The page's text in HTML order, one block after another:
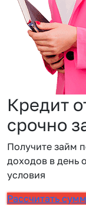
Кредит
срочно
Получите займ
доходов в день
условия
Рассчитать